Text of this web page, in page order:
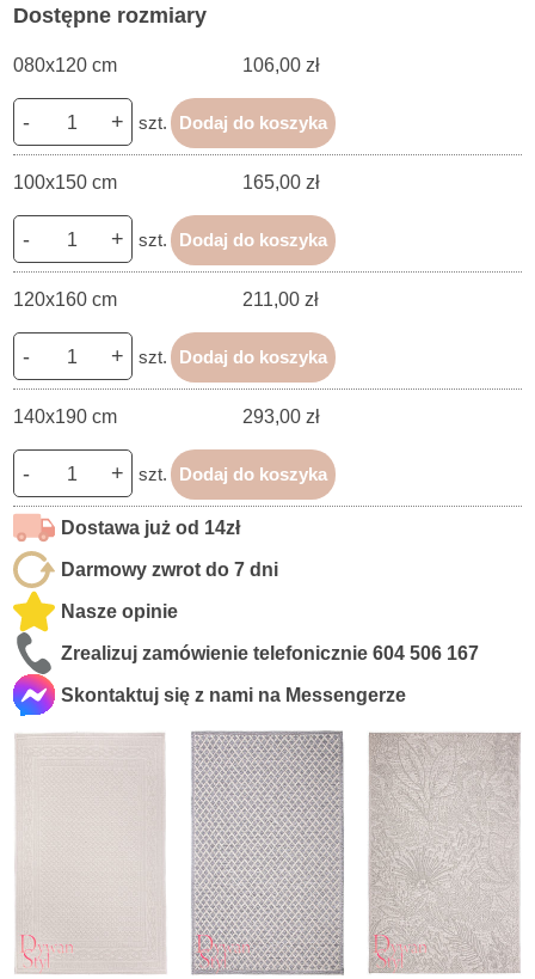
Dostępne rozmiary
080x120 cm 106,00 zł
- + szt. Dodaj do koszyka
100x150 cm 165,00 zł
- + szt. Dodaj do koszyka
120x160 cm 211,00 zł
- + szt. Dodaj do koszyka
140x190 cm 293,00 zł
- + szt. Dodaj do koszyka
Dostawa już od 14zł
Darmowy zwrot do 7 dni
Nasze opinie
Zrealizuj zamówienie telefonicznie604 506 167
Skontaktuj się z nami na Messengerze